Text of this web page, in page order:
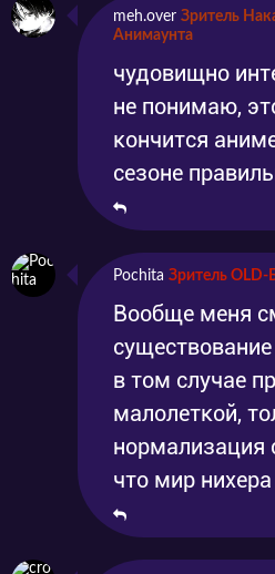
meh.over Зритель
Анимаунта
чудовищно
не понимаю,
кончится
сезоне
Pochita Зритель OLD-
Вообще меня
в том случае
малолеткой,
нормализация
что мир